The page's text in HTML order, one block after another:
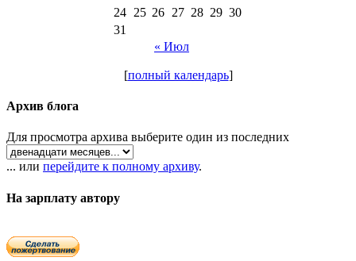
24
25 26 27 28 29 30
31
« Июл
[полный календарь]
Архив блога
Для просмотра архива выберите один из последних
... или перейдите к полному архиву.
На зарплату автору